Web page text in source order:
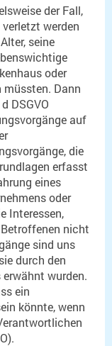
der Fall,
werden
seine
oder
müssten. Dann
DSGVO
auf
die
erfasst
eines
oder
Interessen,
nicht
sind uns
durch den
erwähnt wurden.
ein
könnte, wenn